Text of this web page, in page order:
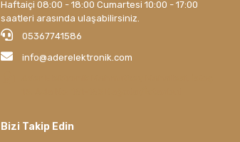
Haftaiçi 08:00 - 18:00 Cumartesi 10:00 - 17:00
saatleri arasında ulaşabilirsiniz.
05367741586
info@aderelektronik.com
Bizi Takip Edin